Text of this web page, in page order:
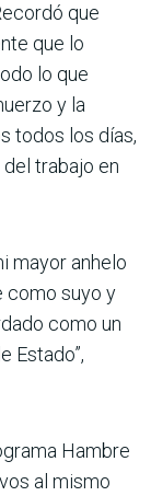
que
que lo
lo que
y la
todos los días,
trabajo en
mayor anhelo
como suyo y
como un
Estado”,
Hambre
al mismo